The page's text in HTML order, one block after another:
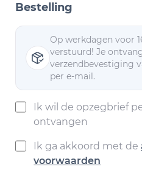
Bestelling
Op werkdagen voor
verstuurd! Je
verzendbevestiging
per e-mail.
Ik wil de opzegbrief
ontvangen
Ik ga akkoord met de
voorwaarden